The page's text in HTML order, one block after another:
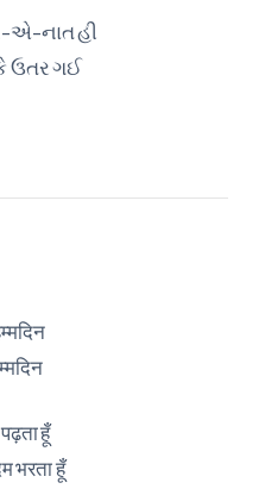
એ-નાત હી
ઉતર ગઈ
हूँ
भरता हूँ